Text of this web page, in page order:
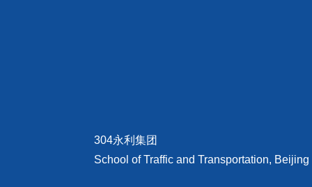
304永利集团
School of Traffic and Transportation,